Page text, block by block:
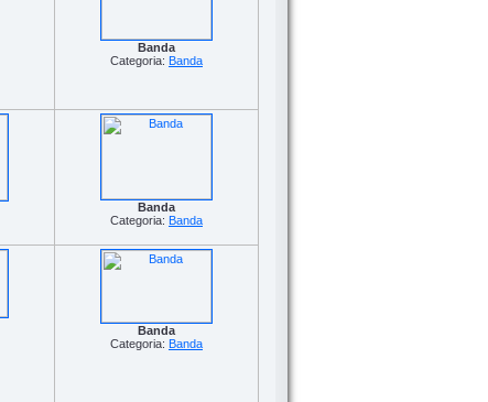
Banda
Categoria: Banda
Banda
Categoria: Banda
Banda
Categoria: Banda